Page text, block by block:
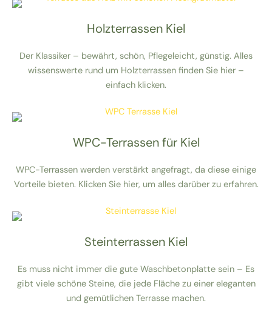
Holzterrassen Kiel
Der Klassiker – bewährt, schön, Pflegeleicht, günstig. Alles
wissenswerte rund um Holzterrassen finden Sie hier –
einfach klicken.
WPC-Terrassen für Kiel
WPC-Terrassen werden verstärkt angefragt, da diese einige
Vorteile bieten. Klicken Sie hier, um alles darüber zu erfahren.
Steinterrassen Kiel
Es muss nicht immer die gute Waschbetonplatte sein – Es
gibt viele schöne Steine, die jede Fläche zu einer eleganten
und gemütlichen Terrasse machen.